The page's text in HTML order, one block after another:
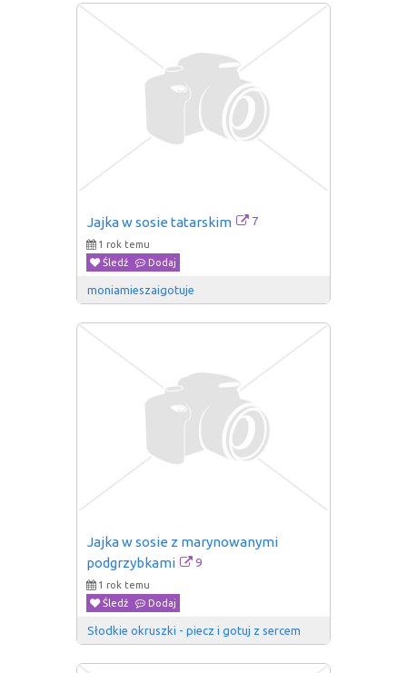
Jajka w sosie tatarskim 7
1 rok temu
Śledź
Dodaj
moniamieszaigotuje
Jajka w sosie z marynowanymi
podgrzybkami
9
1 rok temu
Śledź
Dodaj
Słodkie okruszki - piecz i gotuj z sercem